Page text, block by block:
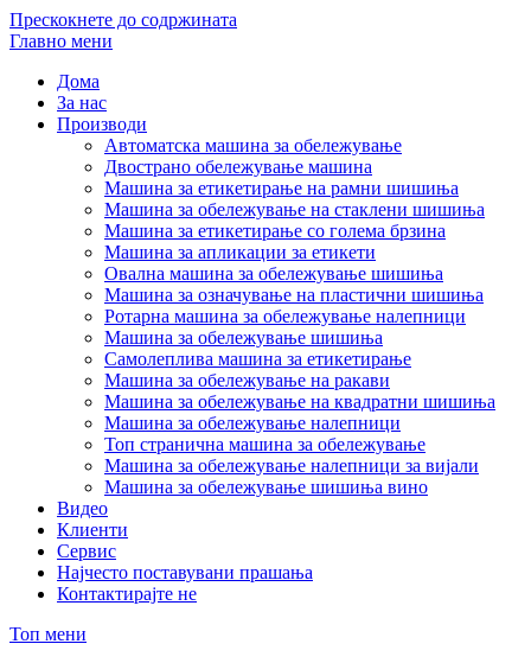
Прескокнете до содржината
Главно мени
Дома
За нас
Производи
Автоматска машина за обележување
Двострано обележување машина
Машина за етикетирање на рамни шишиња
Машина за обележување на стаклени шишиња
Машина за етикетирање со голема брзина
Машина за апликации за етикети
Овална машина за обележување шишиња
Машина за означување на пластични шишиња
Ротарна машина за обележување налепници
Машина за обележување шишиња
Самолеплива машина за етикетирање
Машина за обележување на ракави
Машина за обележување на квадратни шишиња
Машина за обележување налепници
Топ странична машина за обележување
Машина за обележување налепници за вијали
Машина за обележување шишиња вино
Видео
Клиенти
Сервис
Најчесто поставувани прашања
Контактирајте не
Топ мени